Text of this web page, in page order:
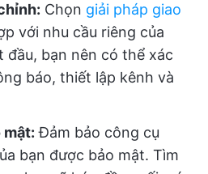
Chọn giải pháp giao
với nhu cầu riêng của
đầu, bạn nên có thể xác
báo, thiết lập kênh và
mật: Đảm bảo công cụ
bạn được bảo mật. Tìm